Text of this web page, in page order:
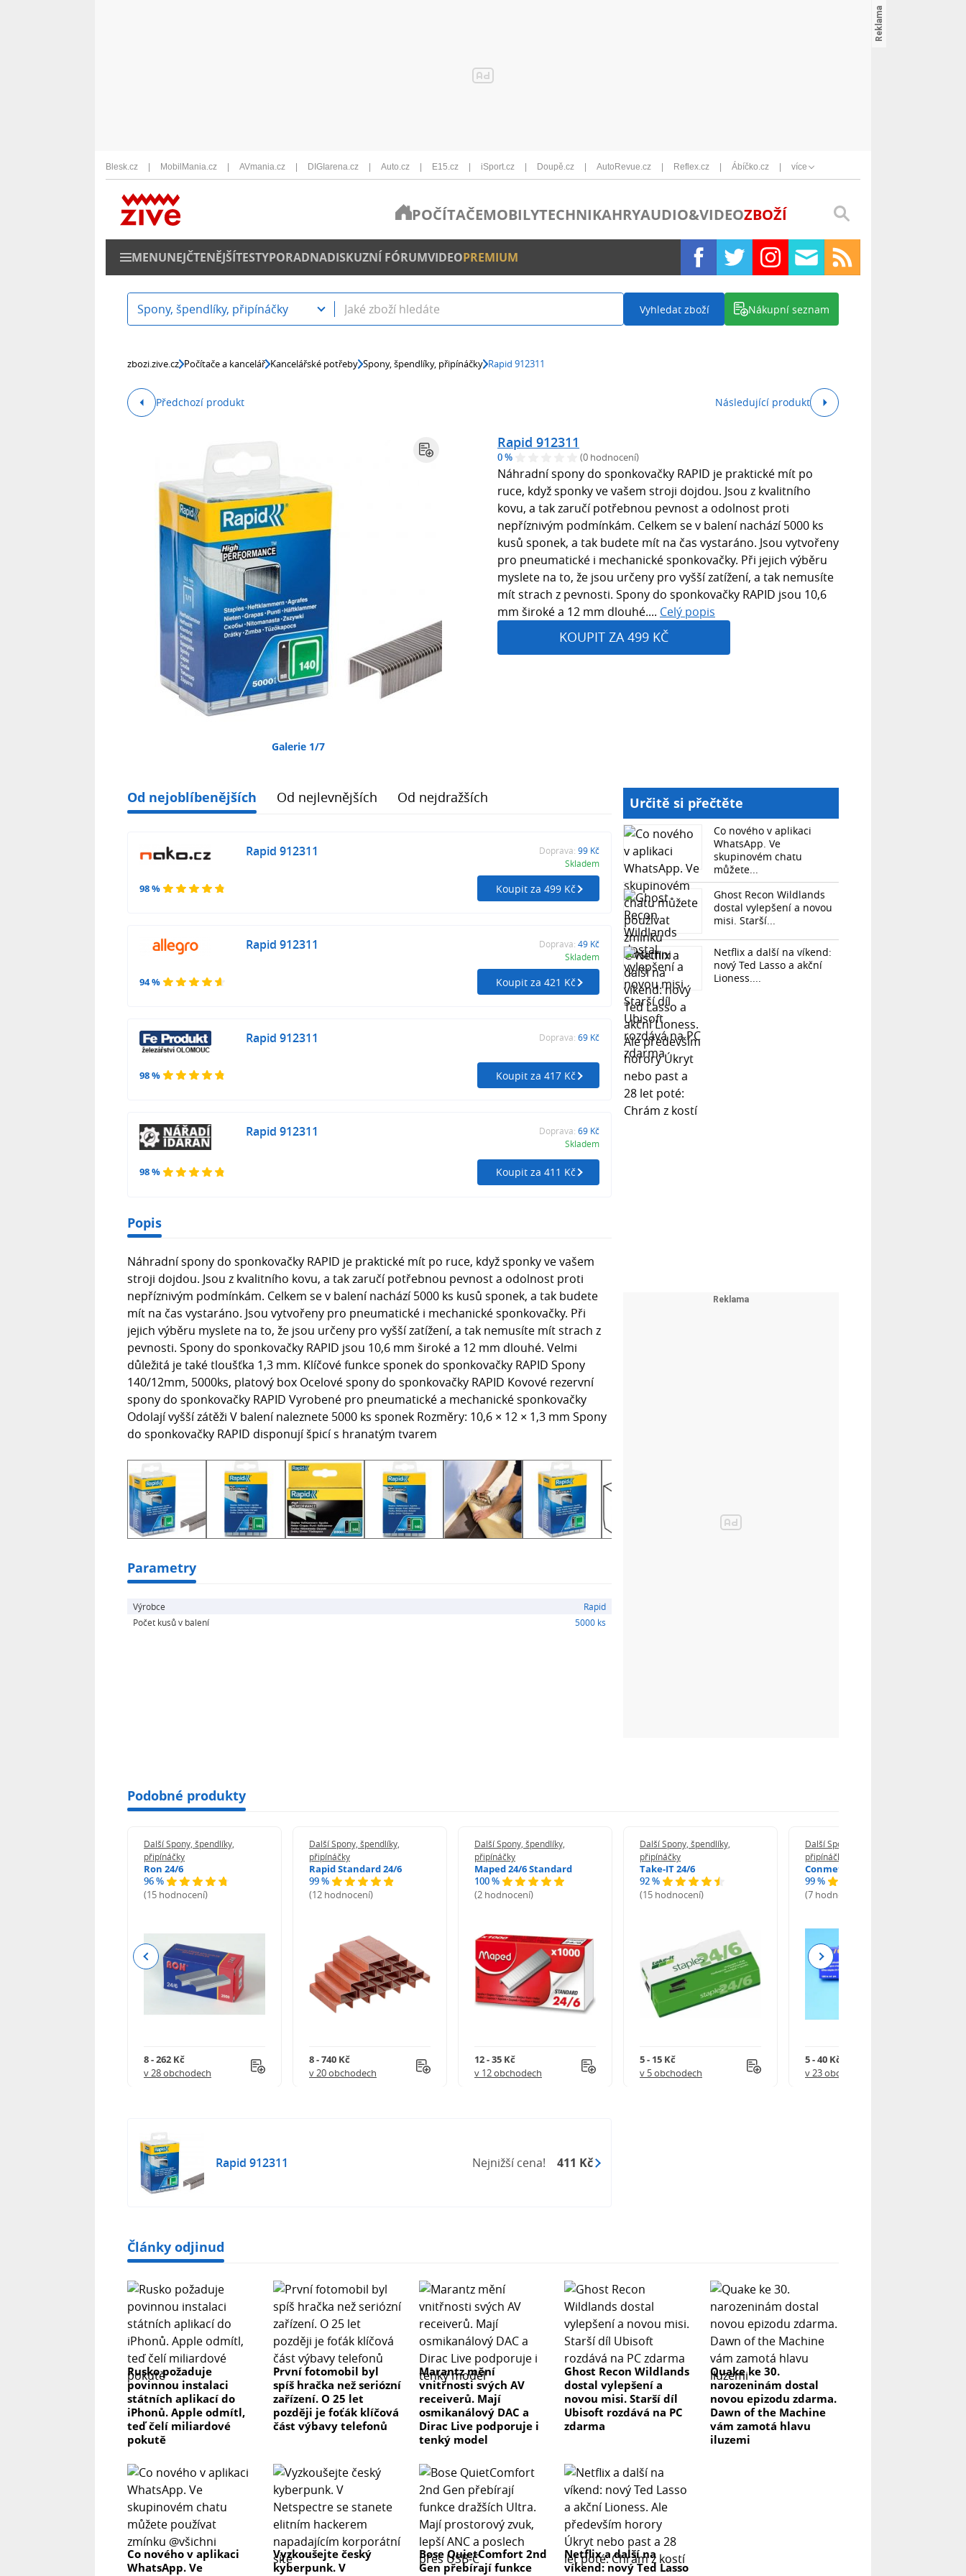
Blesk.cz MobilMania.cz AVmania.cz DIGIarena.cz Auto.cz E15.cz iSport.cz Doupě.cz AutoRevue.cz Reflex.cz Ábíčko.cz více
POČÍTAČEMOBILYTECHNIKAHRYAUDIO&VIDEOZBOŽÍ
MENUNEJČTENĚJŠÍTESTYPORADNADISKUZNÍ FÓRUMVIDEOPREMIUM
Spony, špendlíky, připínáčky Vyhledat zboží Nákupní seznam
zbozi.zive.cz Počítače a kancelář Kancelářské potřeby Spony, špendlíky, připínáčky Rapid 912311
Předchozí produkt Následující produkt
Galerie 1/7
Rapid 912311
0 % (0 hodnocení)
Náhradní spony do sponkovačky RAPID je praktické mít po
ruce, když sponky ve vašem stroji dojdou. Jsou z kvalitního
kovu, a tak zaručí potřebnou pevnost a odolnost proti
nepříznivým podmínkám. Celkem se v balení nachází 5000 ks
kusů sponek, a tak budete mít na čas vystaráno. Jsou vytvořeny
pro pneumatické i mechanické sponkovačky. Při jejich výběru
myslete na to, že jsou určeny pro vyšší zatížení, a tak nemusíte
mít strach z pevnosti. Spony do sponkovačky RAPID jsou 10,6
mm široké a 12 mm dlouhé.... Celý popis
KOUPIT ZA 499 KČ
Od nejoblíbenějších Od nejlevnějších Od nejdražších
98 %
Rapid 912311 Doprava: 99 Kč
Skladem
Koupit za 499 Kč
94 %
Rapid 912311 Doprava: 49 Kč
Skladem
Koupit za 421 Kč
98 %
Rapid 912311 Doprava: 69 Kč
Koupit za 417 Kč
98 %
Rapid 912311 Doprava: 69 Kč
Skladem
Koupit za 411 Kč
Popis
Náhradní spony do sponkovačky RAPID je praktické mít po ruce, když sponky ve vašem
stroji dojdou. Jsou z kvalitního kovu, a tak zaručí potřebnou pevnost a odolnost proti
nepříznivým podmínkám. Celkem se v balení nachází 5000 ks kusů sponek, a tak budete
mít na čas vystaráno. Jsou vytvořeny pro pneumatické i mechanické sponkovačky. Při
jejich výběru myslete na to, že jsou určeny pro vyšší zatížení, a tak nemusíte mít strach z
pevnosti. Spony do sponkovačky RAPID jsou 10,6 mm široké a 12 mm dlouhé. Velmi
důležitá je také tloušťka 1,3 mm. Klíčové funkce sponek do sponkovačky RAPID Spony
140/12mm, 5000ks, platový box Ocelové spony do sponkovačky RAPID Kovové rezervní
spony do sponkovačky RAPID Vyrobené pro pneumatické a mechanické sponkovačky
Odolají vyšší zátěži V balení naleznete 5000 ks sponek Rozměry: 10,6 × 12 × 1,3 mm Spony
do sponkovačky RAPID disponují špicí s hranatým tvarem
Parametry
Výrobce
Rapid
Počet kusů v balení
5000 ks
Určitě si přečtěte
Co nového v aplikaci
WhatsApp. Ve
skupinovém chatu
můžete...
Ghost Recon Wildlands
dostal vylepšení a novou
misi. Starší...
Netflix a další na víkend:
nový Ted Lasso a akční
Lioness....
Podobné produkty
Další Spony, špendlíky,
připínáčky
Ron 24/6
96 %
(15 hodnocení)
8 - 262 Kč
v 28 obchodech
Další Spony, špendlíky,
připínáčky
Rapid Standard 24/6
99 %
(12 hodnocení)
8 - 740 Kč
v 20 obchodech
Další Spony, špendlíky,
připínáčky
Maped 24/6 Standard
100 %
(2 hodnocení)
12 - 35 Kč
v 12 obchodech
Další Spony, špendlíky,
připínáčky
Take-IT 24/6
92 %
(15 hodnocení)
5 - 15 Kč
v 5 obchodech
Další Spony, špendlíky,
připínáčky
Conmetron 24/6
99 %
(7 hodnocení)
5 - 40 Kč
v 23 obchodech
Previous Next
Rapid 912311 Nejnižší cena! 411 Kč
Články odjinud
Rusko požaduje
povinnou instalaci
státních aplikací do
iPhonů. Apple odmítl,
teď čelí miliardové
pokutě
První fotomobil byl
spíš hračka než seriózní
zařízení. O 25 let
později je foťák klíčová
část výbavy telefonů
Marantz mění
vnitřnosti svých AV
receiverů. Mají
osmikanálový DAC a
Dirac Live podporuje i
tenký model
Ghost Recon Wildlands
dostal vylepšení a
novou misi. Starší díl
Ubisoft rozdává na PC
zdarma
Quake ke 30.
narozeninám dostal
novou epizodu zdarma.
Dawn of the Machine
vám zamotá hlavu
iluzemi
Co nového v aplikaci
WhatsApp. Ve
Vyzkoušejte český
kyberpunk. V
Bose QuietComfort 2nd
Gen přebírají funkce
Netflix a další na
víkend: nový Ted Lasso